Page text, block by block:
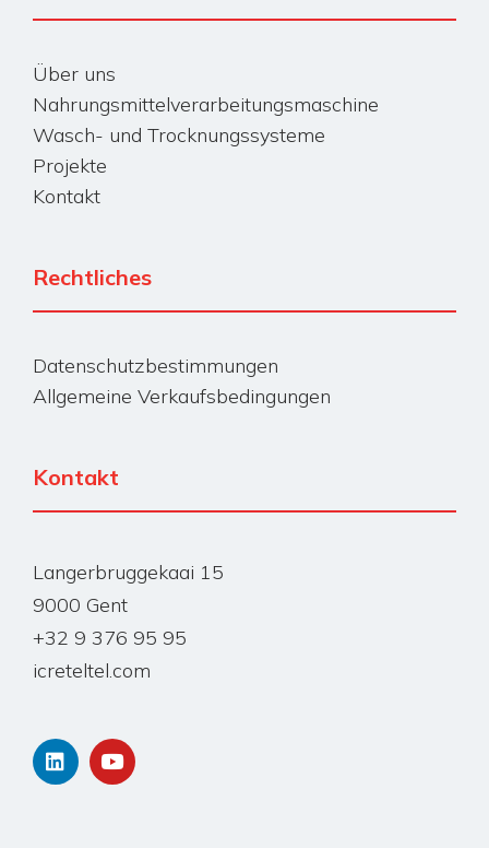
Über uns
Nahrungsmittelverarbeitungsmaschine
Wasch- und Trocknungssysteme
Projekte
Kontakt
Rechtliches
Datenschutzbestimmungen
Allgemeine Verkaufsbedingungen
Kontakt
Langerbruggekaai 15
9000 Gent
+32 9 376 95 95
icreteltel.com